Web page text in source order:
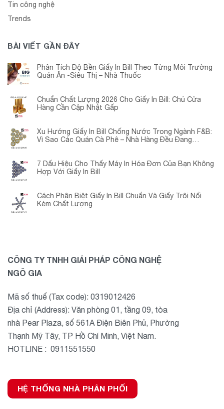
Tin công nghệ
Trends
BÀI VIẾT GẦN ĐÂY
Phân Tích Độ Bền Giấy In Bill Theo Từng Môi Trường
Quán Ăn -Siêu Thị – Nhà Thuốc
Chuẩn Chất Lượng 2026 Cho Giấy In Bill: Chủ Cửa
Hàng Cần Cập Nhật Gấp
Xu Hướng Giấy In Bill Chống Nước Trong Ngành F&B:
Vì Sao Các Quán Cà Phê – Nhà Hàng Đều Đang
7 Dấu Hiệu Cho Thấy Máy In Hóa Đơn Của Bạn Không
Hợp Với Giấy In Bill
Cách Phân Biệt Giấy In Bill Chuẩn Và Giấy Trôi Nổi
Kém Chất Lượng
CÔNG TY TNHH GIẢI PHÁP CÔNG NGHỆ
NGÔ GIA
Mã số thuế (Tax code): 0319012426
Địa chỉ (Address): Văn phòng 01, tầng 09, tòa
nhà Pear Plaza, số 561A Điện Biên Phủ, Phường
Thạnh Mỹ Tây, TP Hồ Chí Minh, Việt Nam.
HOTLINE : 0911551550
HỆ THỐNG NHÀ PHÂN PHỐI